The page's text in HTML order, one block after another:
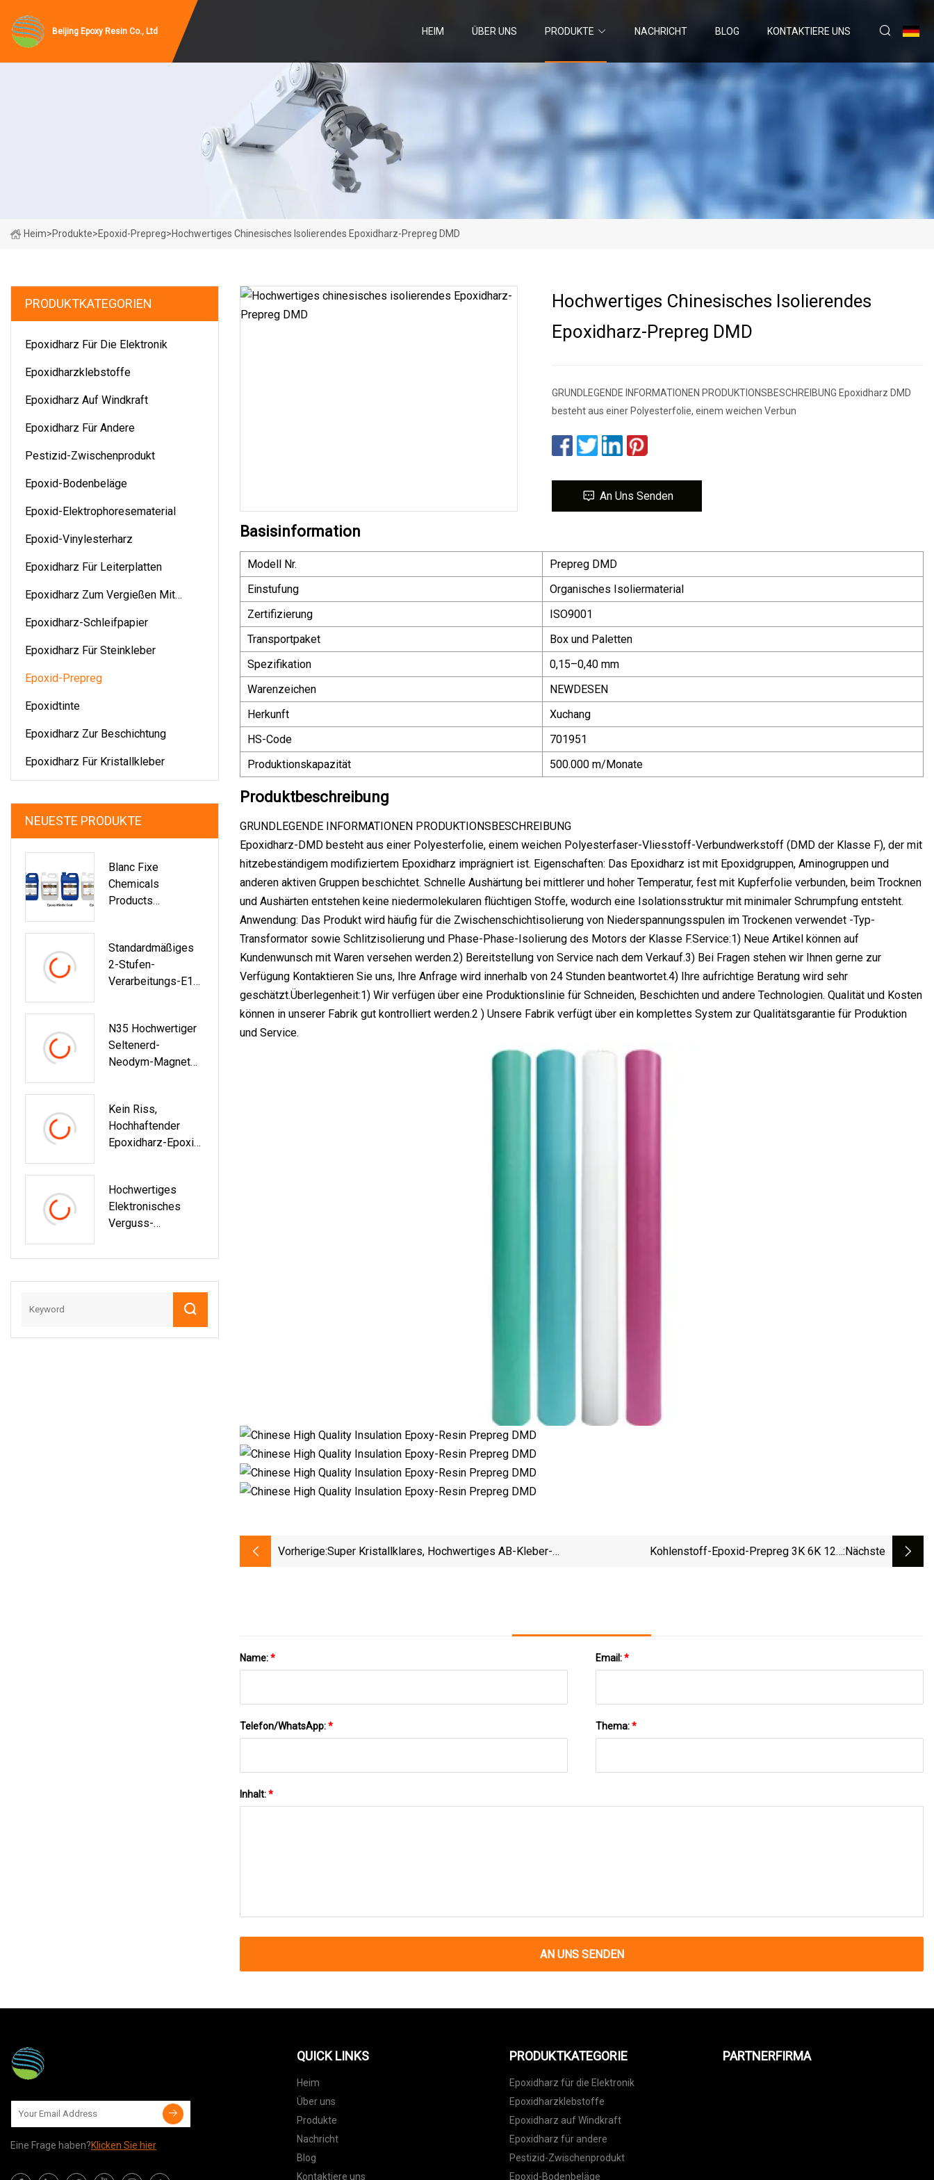
Beijing Epoxy Resin Co., Ltd HEIM ÜBER UNS PRODUKTE NACHRICHT BLOG KONTAKTIERE UNS
Heim>Produkte>Epoxid-Prepreg>Hochwertiges Chinesisches Isolierendes Epoxidharz-Prepreg DMD
PRODUKTKATEGORIEN
Epoxidharz Für Die Elektronik
Epoxidharzklebstoffe
Epoxidharz Auf Windkraft
Epoxidharz Für Andere
Pestizid-Zwischenprodukt
Epoxid-Bodenbeläge
Epoxid-Elektrophoresematerial
Epoxid-Vinylesterharz
Epoxidharz Für Leiterplatten
Epoxidharz Zum Vergießen Mit
Epoxidharz-Schleifpapier
Epoxidharz Für Steinkleber
Epoxid-Prepreg
Epoxidtinte
Epoxidharz Zur Beschichtung
Epoxidharz Für Kristallkleber
NEUESTE PRODUKTE
Blanc Fixe
Chemicals
Products
Standardmäßiges
2-Stufen-
Verarbeitungs-E12-
Elektronikbeschicht
Ung
N35 Hochwertiger
Seltenerd-
Neodym-Magnet
Goldmagnet
Magnetische
Materialien
Kein Riss,
Hochhaftender
Epoxidharz-Epoxid-
Bewehrungsstahlve
Rstärkung
Hochwertiges
Elektronisches
Verguss-
Hochwertiges Chinesisches Isolierendes
Epoxidharz-Prepreg DMD
GRUNDLEGENDE INFORMATIONEN PRODUKTIONSBESCHREIBUNG Epoxidharz DMD
besteht aus einer Polyesterfolie, einem weichen Verbun
An Uns Senden
Basisinformation
Modell Nr.
Prepreg DMD
Einstufung
Organisches Isoliermaterial
Zertifizierung
ISO9001
Transportpaket
Box und Paletten
Spezifikation
0,15–0,40 mm
Warenzeichen
NEWDESEN
Herkunft
Xuchang
HS-Code
701951
Produktionskapazität
500.000 m/Monate
Produktbeschreibung
GRUNDLEGENDE INFORMATIONEN PRODUKTIONSBESCHREIBUNG
Epoxidharz-DMD besteht aus einer Polyesterfolie, einem weichen Polyesterfaser-Vliesstoff-Verbundwerkstoff (DMD der Klasse F), der mit
hitzebeständigem modifiziertem Epoxidharz imprägniert ist. Eigenschaften: Das Epoxidharz ist mit Epoxidgruppen, Aminogruppen und
anderen aktiven Gruppen beschichtet. Schnelle Aushärtung bei mittlerer und hoher Temperatur, fest mit Kupferfolie verbunden, beim Trocknen
und Aushärten entstehen keine niedermolekularen flüchtigen Stoffe, wodurch eine Isolationsstruktur mit minimaler Schrumpfung entsteht.
Anwendung: Das Produkt wird häufig für die Zwischenschichtisolierung von Niederspannungsspulen im Trockenen verwendet -Typ-
Transformator sowie Schlitzisolierung und Phase-Phase-Isolierung des Motors der Klasse F.Service:1) Neue Artikel können auf
Kundenwunsch mit Waren versehen werden.2) Bereitstellung von Service nach dem Verkauf.3) Bei Fragen stehen wir Ihnen gerne zur
Verfügung Kontaktieren Sie uns, Ihre Anfrage wird innerhalb von 24 Stunden beantwortet.4) Ihre aufrichtige Beratung wird sehr
geschätzt.Überlegenheit:1) Wir verfügen über eine Produktionslinie für Schneiden, Beschichten und andere Technologien. Qualität und Kosten
können in unserer Fabrik gut kontrolliert werden.2 ) Unsere Fabrik verfügt über ein komplettes System zur Qualitätsgarantie für Produktion
und Service.
Vorherige:Super Kristallklares, Hochwertiges AB-Kleber-
Kohlenstoff-Epoxid-Prepreg 3K 6K 12K:nächste
Name:* Email:*
Telefon/WhatsApp:* Thema:*
Inhalt:*
AN UNS SENDEN
Eine Frage haben?Klicken Sie hier
QUICK LINKS
Heim
Über uns
Produkte
Nachricht
Blog
Kontaktiere uns
PRODUKTKATEGORIE
Epoxidharz für die Elektronik
Epoxidharzklebstoffe
Epoxidharz auf Windkraft
Epoxidharz für andere
Pestizid-Zwischenprodukt
Epoxid-Bodenbeläge
PARTNERFIRMA